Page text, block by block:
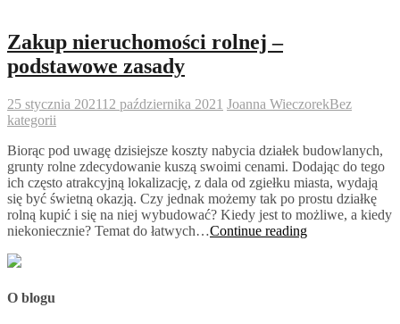
Zakup nieruchomości rolnej –
podstawowe zasady
25 stycznia 202112 października 2021 Joanna WieczorekBez
kategorii
Biorąc pod uwagę dzisiejsze koszty nabycia działek budowlanych,
grunty rolne zdecydowanie kuszą swoimi cenami. Dodając do tego
ich często atrakcyjną lokalizację, z dala od zgiełku miasta, wydają
się być świetną okazją. Czy jednak możemy tak po prostu działkę
rolną kupić i się na niej wybudować? Kiedy jest to możliwe, a kiedy
niekoniecznie? Temat do łatwych…Continue readingZakup
O blogu